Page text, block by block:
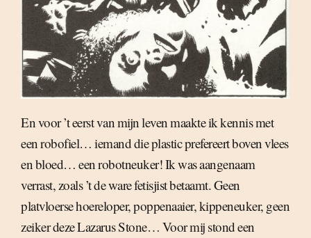
En voor ’t eerst van mijn leven maakte ik kennis met
een robofiel… iemand die plastic prefereert boven vlees
en bloed… een robotneuker! Ik was aangenaam
verrast, zoals ’t de ware fetisjist betaamt. Geen
platvloerse hoereloper, poppenaaier, kippeneuker, geen
zeiker deze Lazarus Stone… Voor mij stond een